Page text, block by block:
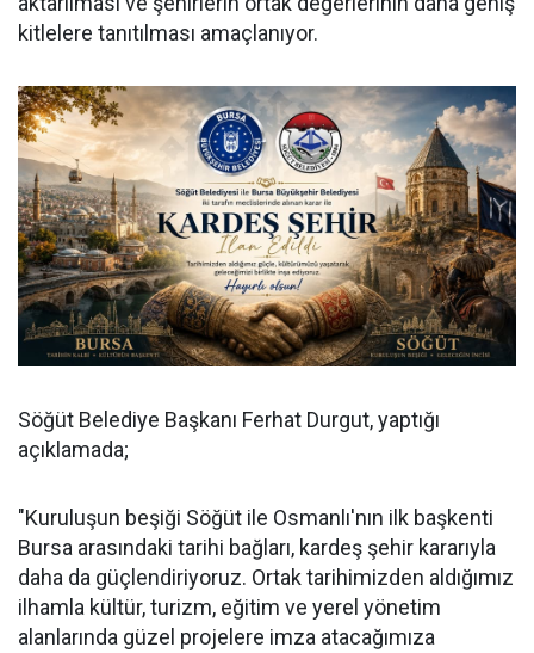
kitlelere tanıtılması amaçlanıyor.
Söğüt Belediye Başkanı Ferhat Durgut, yaptığı
açıklamada;
"Kuruluşun beşiği Söğüt ile Osmanlı'nın ilk başkenti
Bursa arasındaki tarihi bağları, kardeş şehir kararıyla
daha da güçlendiriyoruz. Ortak tarihimizden aldığımız
ilhamla kültür, turizm, eğitim ve yerel yönetim
alanlarında güzel projelere imza atacağımıza